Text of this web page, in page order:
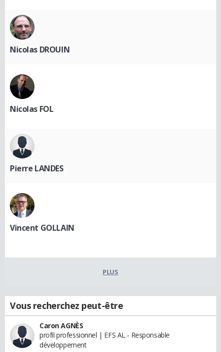
Nicolas DROUIN
Nicolas FOL
Pierre LANDES
Vincent GOLLAIN
PLUS
Vous recherchez peut-être
Caron AGNÈS
profil professionnel | EFS AL - Responsable
développement